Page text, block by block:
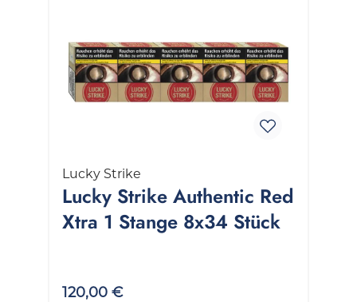
Lucky Strike
Lucky Strike Authentic Red
Xtra 1 Stange 8x34 Stück
120,00 €